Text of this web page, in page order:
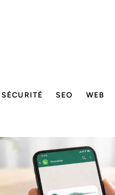
SÉCURITÉ SEO WEB